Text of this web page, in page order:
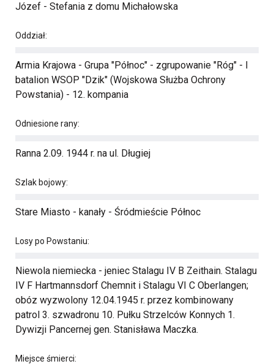
Józef - Stefania z domu Michałowska
Oddział:
Armia Krajowa - Grupa "Północ" - zgrupowanie "Róg" - I
batalion WSOP "Dzik" (Wojskowa Służba Ochrony
Powstania) - 12. kompania
Odniesione rany:
Ranna 2.09. 1944 r. na ul. Długiej
Szlak bojowy:
Stare Miasto - kanały - Śródmieście Północ
Losy po Powstaniu:
Niewola niemiecka - jeniec Stalagu IV B Zeithain. Stalagu
IV F Hartmannsdorf Chemnit i Stalagu VI C Oberlangen;
obóz wyzwolony 12.04.1945 r. przez kombinowany
patrol 3. szwadronu 10. Pułku Strzelców Konnych 1.
Dywizji Pancernej gen. Stanisława Maczka.
Miejsce śmierci: